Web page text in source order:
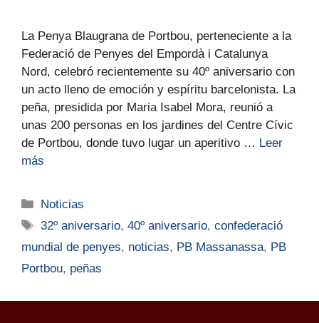
La Penya Blaugrana de Portbou, perteneciente a la
Federació de Penyes del Empordà i Catalunya
Nord, celebró recientemente su 40º aniversario con
un acto lleno de emoción y espíritu barcelonista. La
peña, presidida por Maria Isabel Mora, reunió a
unas 200 personas en los jardines del Centre Cívic
de Portbou, donde tuvo lugar un aperitivo … Leer
más
Noticias
32º aniversario,40º aniversario,confederació
mundial de penyes, noticias, PB Massanassa, PB
Portbou, peñas